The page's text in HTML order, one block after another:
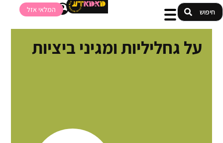
המלאי אזל
על גחליליות ומגיני ביציות